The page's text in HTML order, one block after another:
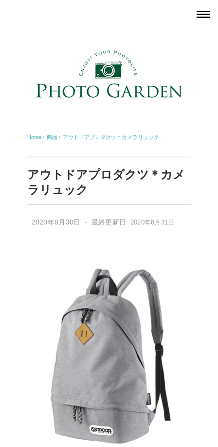
Home › 商品 › アウトドアプロダクツ＊カメラリュック
アウトドアプロダクツ＊カメ
ラリュック
2020年8月30日 - 最終更新日 2020年8月31日